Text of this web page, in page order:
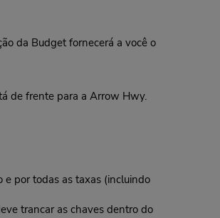
da Budget fornecerá a você o
de frente para a Arrow Hwy.
e por todas as taxas (incluindo
trancar as chaves dentro do